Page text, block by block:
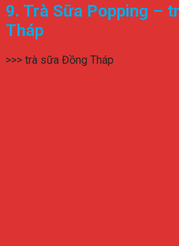
9. Trà Sữa Popping –
Tháp
>>> trà sữa Đồng Tháp